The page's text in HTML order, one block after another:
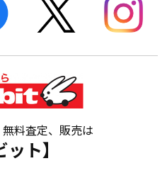
料査定、販売は
ット】